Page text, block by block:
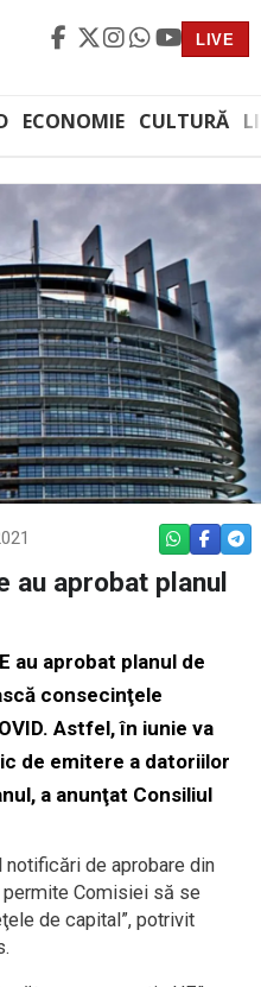
LIVE
ECONOMIE CULTURĂ
WHATSAPP
au aprobat planul
au aprobat planul de
consecinţele
Astfel, în iunie va
de emitere a datoriilor
a anunţat Consiliul
de aprobare din
permite Comisiei să se
de capital”, potrivit